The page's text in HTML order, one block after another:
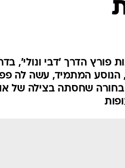
פורץ הדרך 'דבי ונולי',
שחסתה בצילה של